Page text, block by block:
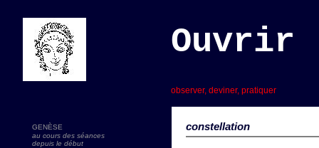
constellation
observer, deviner, pratiquer
GENÈSE
au cours des séances
depuis le début
Ouvrir